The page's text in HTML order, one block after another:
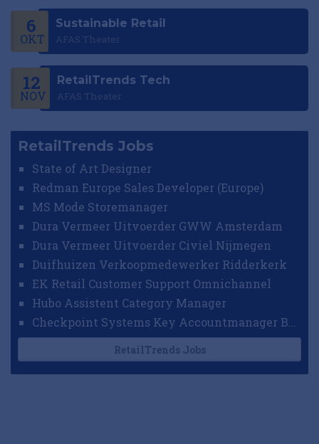
6
OKT
Sustainable Retail
AFAS Theater
12
NOV
RetailTrends Tech
AFAS Theater
RetailTrends Jobs
State of Art Designer
Redman Europe Sales Developer (Europe)
MS Mode Storemanager
Dura Vermeer Uitvoerder GWW Amsterdam
Dura Vermeer Uitvoerder Civiel Nijmegen
Duifhuizen Verkoopmedewerker Ridderkerk
EK Retail Customer Support Omnichannel
Hubo Assistent Category Manager
RetailTrends Jobs